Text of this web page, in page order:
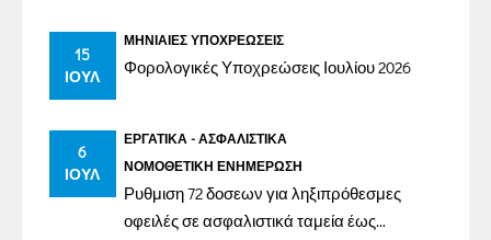
15
ΙΟΎΛ
ΜΗΝΙΑΊΕΣ ΥΠΟΧΡΕΏΣΕΙΣ
Φορολογικές Υποχρεώσεις Ιουλίου 2026
6
ΙΟΎΛ
ΕΡΓΑΤΙΚΆ - ΑΣΦΑΛΙΣΤΙΚΆ
ΝΟΜΟΘΕΤΙΚΉ ΕΝΗΜΈΡΩΣΗ
Ρυθμιση 72 δοσεων για ληξιπρόθεσμες
οφειλές σε ασφαλιστικά ταμεία έως